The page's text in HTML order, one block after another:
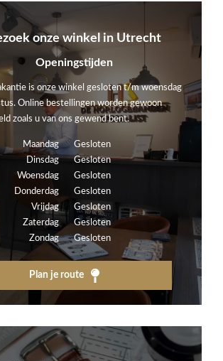
onze winkel in Utrecht
Openingstijden
is onze winkel gesloten t/m woensdag
Online bestellingen worden gewoon
zoals u van ons gewend bent.
Maandag
Gesloten
Dinsdag
Gesloten
Woensdag
Gesloten
Donderdag
Gesloten
Vrijdag
Gesloten
Zaterdag
Gesloten
Zondag
Gesloten
Plan je route